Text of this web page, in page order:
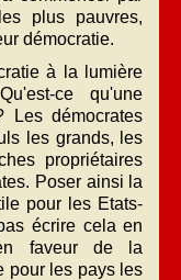
plus pauvres,
démocratie.
à la lumière
ce qu'une
Les démocrates
les grands, les
propriétaires
Poser ainsi la
pour les Etats-
écrire cela en
faveur de la
pour les pays les